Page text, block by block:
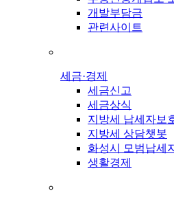
개발부담금
관련사이트
세금·경제
세금신고
세금상식
지방세 납세자보
지방세 상담챗봇
화성시 모범납세
생활경제